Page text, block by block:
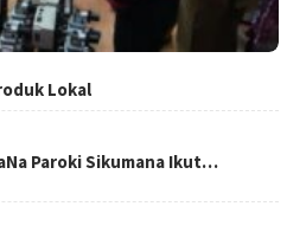
Lokal
Paroki Sikumana Ikut…